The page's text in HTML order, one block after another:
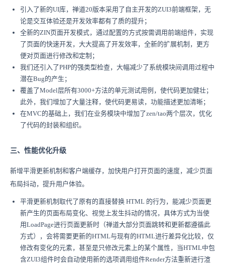
引入了新的UI库，禅道20版本采用了自主开发的ZUI3前端框架，无
论是交互体验还是开发效率都有了质的提升；
全新的ZIN页面开发模式，通过配置的方式按需调用前端组件，实现
了页面的快速开发，大大提高了开发效率，全新的扩展机制，更方
便对页面进行修改和定制；
我们还引入了PHP的强类型检查，大幅减少了系统模块间调用过程中
潜在Bug的产生；
覆盖了Model层所有3000+方法的单元测试用例，使代码更加健壮；
此外，我们增加了大量注释，使代码更易读，功能描述更加清晰；
在MVC的基础上，我们在业务模块中增加了zen/tao两个层次，优化
了代码的封装和组织。
三、性能优化升级
新增平滑更新机制和客户端缓存，加快用户打开页面的速度，减少页面
布局抖动，提升用户体验。
平滑更新机制取代了原有的直接替换 HTML 的行为，能减少页面更
新产生的页面布局变化、视觉上发生抖动的情况，具体方式为当使
用LoadPage进行页面更新时（禅道大部分页面跳转和更新都遵循此
方式），会将需要更新的HTML与现有的HTML进行差异化比较，仅
修改有变化的元素，甚至是只修改元素上的某个属性，当HTML中包
含ZUI3组件时会自动使用新的选项调用组件Render方法重新进行渲